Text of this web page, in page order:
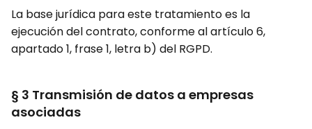
La base jurídica para este tratamiento es la
ejecución del contrato, conforme al artículo 6,
apartado 1, frase 1, letra b) del RGPD.
§ 3 Transmisión de datos a empresas
asociadas